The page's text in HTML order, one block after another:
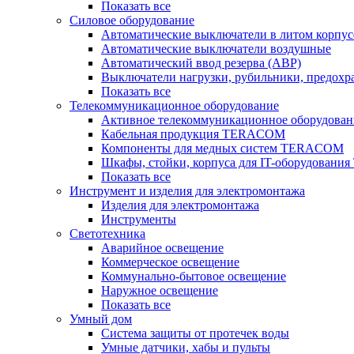
Показать все
Силовое оборудование
Автоматические выключатели в литом
Автоматические выключатели воздушные
Автоматический ввод резерва (АВР)
Выключатели нагрузки, рубильники,
Показать все
Телекоммуникационное оборудование
Активное телекоммуникационное
Кабельная продукция TERACOM
Компоненты для медных систем TERACOM
Шкафы, стойки, корпуса для IT-
Показать все
Инструмент и изделия для электромонтажа
Изделия для электромонтажа
Инструменты
Светотехника
Аварийное освещение
Коммерческое освещение
Коммунально-бытовое освещение
Наружное освещение
Показать все
Умный дом
Система защиты от протечек воды
Умные датчики, хабы и пульты